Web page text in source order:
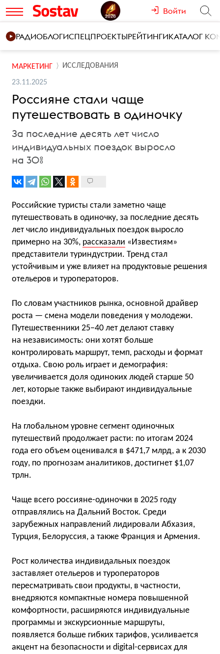
Войти
РАДИОБЛОГИСПЕЦПРОЕКТЫРЕЙТИНГИКАТАЛОГ
МАРКЕТИНГ ИССЛЕДОВАНИЯ
23.11.2025
Россияне стали чаще
путешествовать в одиночку
За последние десять лет число
индивидуальных поездок выросло
на 30%
Российские туристы стали заметно чаще
путешествовать в одиночку, за последние десять
лет число индивидуальных поездок выросло
примерно на 30%, рассказали «Известиям»
представители туриндустрии. Тренд стал
устойчивым и уже влияет на продуктовые решения
отельеров и туроператоров.
По словам участников рынка, основной драйвер
роста — смена модели поведения у молодежи.
Путешественники 25−40 лет делают ставку
на независимость: они хотят больше
контролировать маршрут, темп, расходы и формат
отдыха. Свою роль играет и демография:
увеличивается доля одиноких людей старше 50
лет, которые также выбирают индивидуальные
поездки.
На глобальном уровне сегмент одиночных
путешествий продолжает расти: по итогам 2024
года его объем оценивался в $471,7 млрд, а к 2030
году, по прогнозам аналитиков, достигнет $1,07
трлн.
Чаще всего россияне-одиночки в 2025 году
отправлялись на Дальний Восток. Среди
зарубежных направлений лидировали Абхазия,
Турция, Белоруссия, а также Франция и Армения.
Рост количества индивидальных поездок
заставляет отельеров и туроператоров
пересматривать свои продукты, в частности,
внедряются компактные номера повышенной
комфортности, расширяются индивидуальные
программы и экскурсионные маршруты,
появляется больше гибких тарифов, усиливается
акцент на безопасности и digital-сервисах для